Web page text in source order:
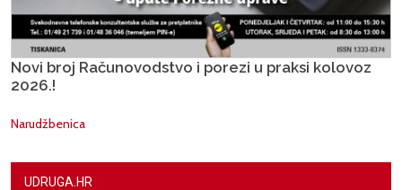
Novi broj Računovodstvo i porezi u praksi kolovoz
2026.!
Narudžbenica
UDRUGA.HR